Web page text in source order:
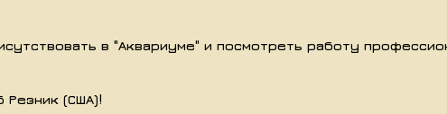
в "Аквариуме" и посмотреть работу
Резник (США)!